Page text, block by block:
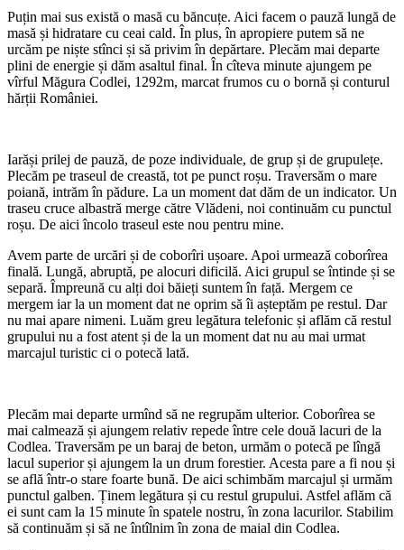
Puțin mai sus există o masă cu băncuțe. Aici facem o pauză lungă de
masă și hidratare cu ceai cald. În plus, în apropiere putem să ne
urcăm pe niște stînci și să privim în depărtare. Plecăm mai departe
plini de energie și dăm asaltul final. În cîteva minute ajungem pe
vîrful Măgura Codlei, 1292m, marcat frumos cu o bornă și conturul
hărții României.
Iarăși prilej de pauză, de poze individuale, de grup și de grupulețe.
Plecăm pe traseul de creastă, tot pe punct roșu. Traversăm o mare
poiană, intrăm în pădure. La un moment dat dăm de un indicator. Un
traseu cruce albastră merge către Vlădeni, noi continuăm cu punctul
roșu. De aici încolo traseul este nou pentru mine.
Avem parte de urcări și de coborîri ușoare. Apoi urmează coborîrea
finală. Lungă, abruptă, pe alocuri dificilă. Aici grupul se întinde și se
separă. Împreună cu alți doi băieți suntem în față. Mergem ce
mergem iar la un moment dat ne oprim să îi așteptăm pe restul. Dar
nu mai apare nimeni. Luăm greu legătura telefonic și aflăm că restul
grupului nu a fost atent și de la un moment dat nu au mai urmat
marcajul turistic ci o potecă lată.
Plecăm mai departe urmînd să ne regrupăm ulterior. Coborîrea se
mai calmează și ajungem relativ repede între cele două lacuri de la
Codlea. Traversăm pe un baraj de beton, urmăm o potecă pe lîngă
lacul superior și ajungem la un drum forestier. Acesta pare a fi nou și
se află într-o stare foarte bună. De aici schimbăm marcajul și urmăm
punctul galben. Ținem legătura și cu restul grupului. Astfel aflăm că
ei sunt cam la 15 minute în spatele nostru, în zona lacurilor. Stabilim
să continuăm și să ne întîlnim în zona de maial din Codlea.